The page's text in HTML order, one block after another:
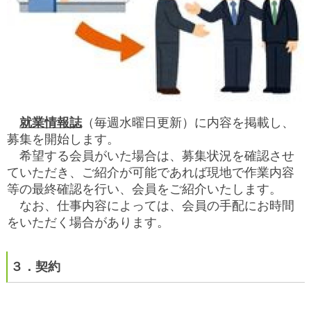
就業情報誌（毎週水曜日更新）に内容を掲載し、
募集を開始します。
希望する会員がいた場合は、募集状況を確認させ
ていただき、ご紹介が可能であれば現地で作業内容
等の最終確認を行い、会員をご紹介いたします。
なお、 仕事内容によっては、会員の手配にお時間
をいただく場合があります。
３．契約